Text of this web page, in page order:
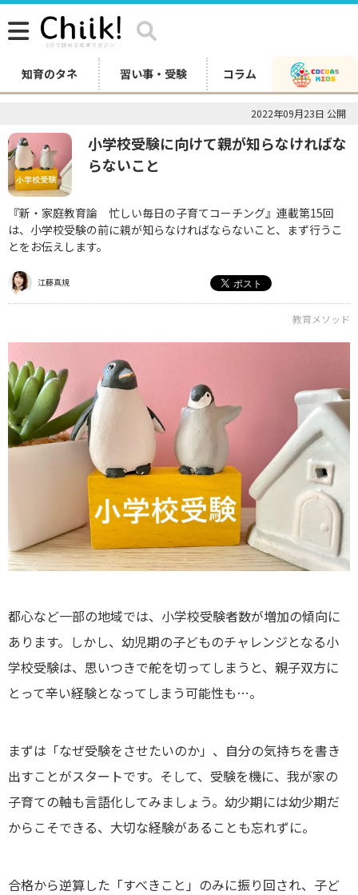
知育のタネ 習い事・受験 コラム
2022年09月23日 公開
小学校受験に向けて親が知らなければな
らないこと
『新・家庭教育論 忙しい毎日の子育てコーチング』連載第15回
は、小学校受験の前に親が知らなければならないこと、まず行うこ
とをお伝えします。
江藤真規
教育メソッド
都心など一部の地域では、小学校受験者数が増加の傾向に
あります。しかし、幼児期の子どものチャレンジとなる小
学校受験は、思いつきで舵を切ってしまうと、親子双方に
とって辛い経験となってしまう可能性も…。
まずは「なぜ受験をさせたいのか」、自分の気持ちを書き
出すことがスタートです。そして、受験を機に、我が家の
子育ての軸も言語化してみましょう。幼少期には幼少期だ
からこそできる、大切な経験があることも忘れずに。
合格から逆算した「すべきこと」のみに振り回され、子ど